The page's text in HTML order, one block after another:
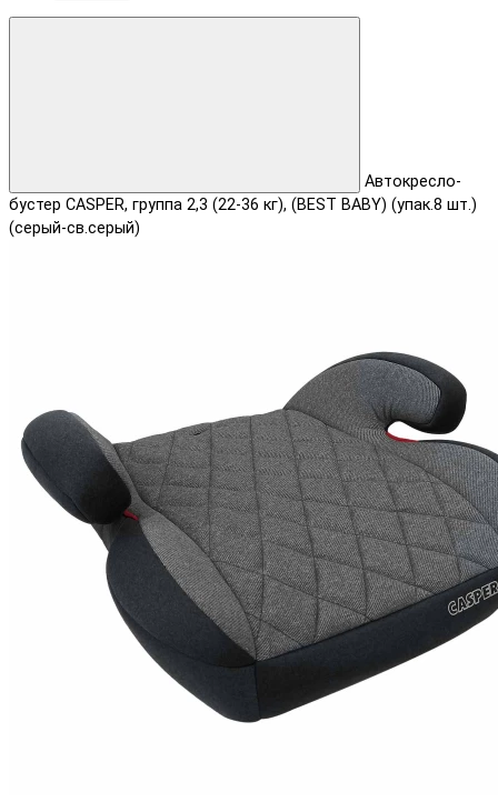
Автокресло-
бустер CASPER, группа 2,3 (22-36 кг), (BEST BABY) (упак.8 шт.)
(серый-св.серый)